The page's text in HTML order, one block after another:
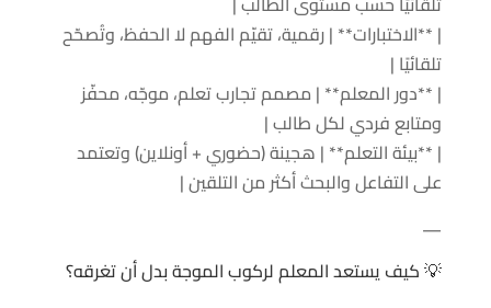
| **الاختبارات** | رقمية، تقيّم الفهم لا الحفظ، وتُصحّح
تلقائيًا |
| **دور المعلم** | مصمم تجارب تعلم، موجّه، محفّز
ومتابع فردي لكل طالب |
| **بيئة التعلم** | هجينة (حضوري + أونلاين) وتعتمد
على التفاعل والبحث أكثر من التلقين |
—
💡 كيف يستعد المعلم لركوب الموجة بدل أن تغرقه؟